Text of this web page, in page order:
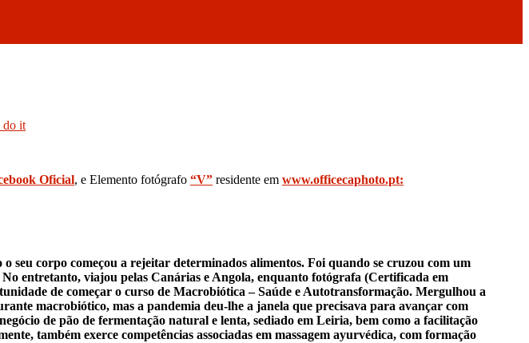
do it
Oficial, e Elemento fotógrafo “V” residente em www.officecaphoto.pt:
corpo começou a rejeitar determinados alimentos. Foi quando se cruzou com um
entretanto, viajou pelas Canárias e Angola, enquanto fotógrafa (Certificada em
de começar o curso de Macrobiótica – Saúde e Autotransformação. Mergulhou a
macrobiótico, mas a pandemia deu-lhe a janela que precisava para avançar com
de pão de fermentação natural e lenta, sediado em Leiria, bem como a facilitação
também exerce competências associadas em massagem ayurvédica, com formação